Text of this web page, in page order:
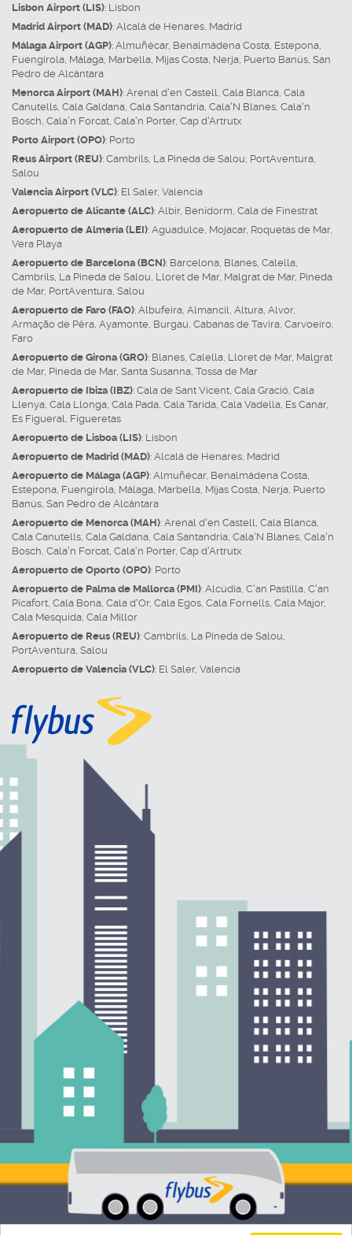
Lisbon Airport (LIS): Lisbon
Madrid Airport (MAD): Alcalá de Henares Madrid
Málaga Airport (AGP): Almuñécar, Benalmádena Costa Estepona
Fuengirola Málaga Marbella Mijas Costa Nerja Puerto Banús San
Pedro de Alcántara
Menorca Airport (MAH): Arenal d'en Castell Cala Blanca Cala
Canutells Cala Galdana Cala Santandria Cala'N Blanes Cala'n
Bosch Cala'n Forcat Cala'n Porter, Cap d'Artrutx
Porto Airport (OPO): Porto
Reus Airport (REU): Cambrils La Pineda de Salou PortAventura
Salou
Valencia Airport (VLC): El Saler, Valencia
Aeropuerto de Alicante (ALC): Albir, Benidorm Cala de Finestrat
Aeropuerto de Almería (LEI): Aguadulce Mojacar, Roquetas de Mar,
Vera Playa
Aeropuerto de Barcelona (BCN): Barcelona Blanes Calella
Cambrils La Pineda de Salou Lloret de Mar, Malgrat de Mar, Pineda
de Mar, PortAventura Salou
Aeropuerto de Faro (FAO): Albufeira Almancil Altura Alvor,
Armação de Pêra Ayamonte Burgau Cabanas de Tavira Carvoeiro
Faro
Aeropuerto de Girona (GRO): Blanes Calella Lloret de Mar, Malgrat
de Mar, Pineda de Mar, Santa Susanna Tossa de Mar
Aeropuerto de Ibiza (IBZ): Cala de Sant Vicent Cala Gració Cala
Llenya Cala Llonga Cala Pada Cala Tarida Cala Vadella Es Canar,
Es Figueral Figueretas
Aeropuerto de Lisboa (LIS): Lisbon
Aeropuerto de Madrid (MAD): Alcalá de Henares Madrid
Aeropuerto de Málaga (AGP): Almuñécar, Benalmádena Costa
Estepona Fuengirola Málaga Marbella Mijas Costa Nerja Puerto
Banús San Pedro de Alcántara
Aeropuerto de Menorca (MAH): Arenal d'en Castell Cala Blanca
Cala Canutells Cala Galdana Cala Santandria Cala'N Blanes Cala'n
Bosch Cala'n Forcat Cala'n Porter, Cap d'Artrutx
Aeropuerto de Oporto (OPO): Porto
Aeropuerto de Palma de Mallorca (PMI): Alcúdia C'an Pastilla C'an
Picafort Cala Bona Cala d'Or, Cala Egos Cala Fornells Cala Major,
Cala Mesquida Cala Millor
Aeropuerto de Reus (REU): Cambrils La Pineda de Salou
PortAventura Salou
Aeropuerto de Valencia (VLC): El Saler, Valencia